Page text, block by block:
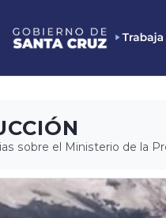
sobre el Ministerio de la